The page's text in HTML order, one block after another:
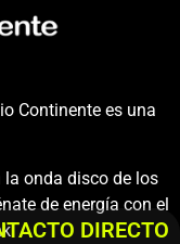
Continente es una
la onda disco de los
de energía con el
DIRECTO